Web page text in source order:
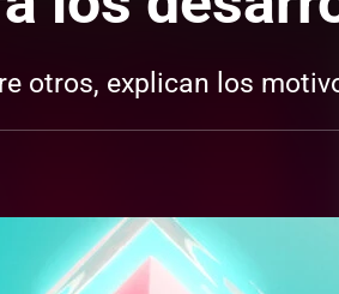
otros, explican los